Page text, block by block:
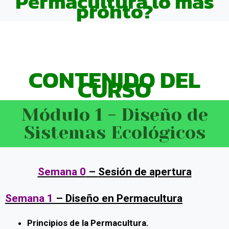
pronto?
CONTENIDO DEL
CURSO
Módulo 1 - Diseño de
Sistemas Ecológicos
Semana 0 – Sesión de apertura
Semana 1 – Diseño en Permacultura
Principios de la Permacultura.